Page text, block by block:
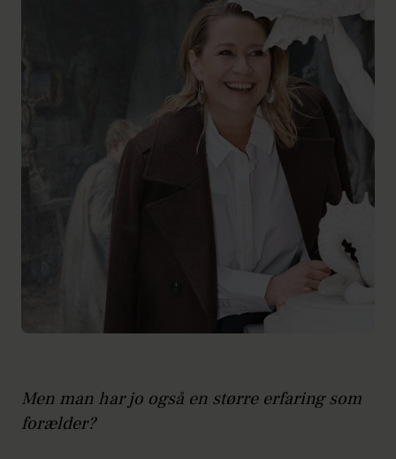
Men man har jo også en større erfaring som
forælder?